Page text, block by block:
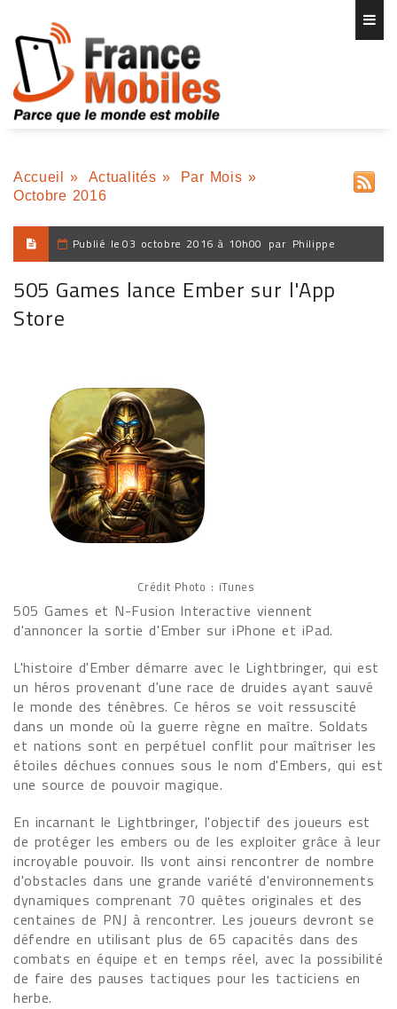
Accueil » Actualités » Par Mois »
Octobre 2016
Publié le 03 octobre 2016 à 10h00 par Philippe
505 Games lance Ember sur l'App
Store
Crédit Photo : iTunes
505 Games et N-Fusion Interactive viennent
d'annoncer la sortie d'Ember sur iPhone et iPad.
L'histoire d'Ember démarre avec le Lightbringer, qui est
un héros provenant d'une race de druides ayant sauvé
le monde des ténèbres. Ce héros se voit ressuscité
dans un monde où la guerre règne en maître. Soldats
et nations sont en perpétuel conflit pour maîtriser les
étoiles déchues connues sous le nom d'Embers, qui est
une source de pouvoir magique.
En incarnant le Lightbringer, l'objectif des joueurs est
de protéger les embers ou de les exploiter grâce à leur
incroyable pouvoir. Ils vont ainsi rencontrer de nombre
d'obstacles dans une grande variété d'environnements
dynamiques comprenant 70 quêtes originales et des
centaines de PNJ à rencontrer. Les joueurs devront se
défendre en utilisant plus de 65 capacités dans des
combats en équipe et en temps réel, avec la possibilité
de faire des pauses tactiques pour les tacticiens en
herbe.